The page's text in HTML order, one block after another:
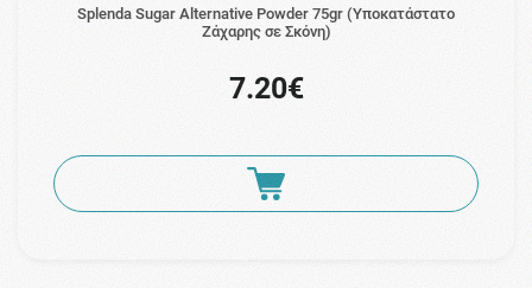
Splenda Sugar Alternative Powder 75gr (Υποκατάστατο
Ζάχαρης σε Σκόνη)
7.20€